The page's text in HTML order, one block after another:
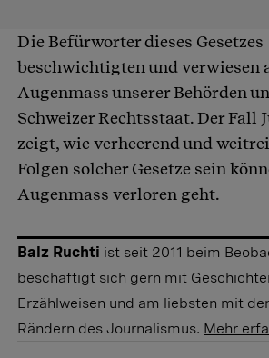
Die Befürworter dieses Gesetzes
beschwichtigten und verwiesen
Augenmass unserer Behörden
Schweizer Rechtsstaat. Der Fall
zeigt, wie verheerend und
Folgen solcher Gesetze sein
Augenmass verloren geht.
Balz Ruchti ist seit 2011 beim
beschäftigt sich gern mit
Erzählweisen und am liebsten mit
Rändern des Journalismus. Mehr